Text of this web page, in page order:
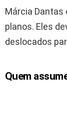
Márcia Dantas
planos. Eles
deslocados
Quem